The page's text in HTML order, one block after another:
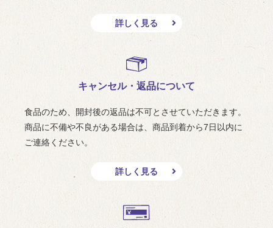
詳しく見る
キャンセル・返品について
食品のため、開封後の返品は不可とさせていただきます。
商品に不備や不良がある場合は、商品到着から7日以内に
ご連絡ください。
詳しく見る